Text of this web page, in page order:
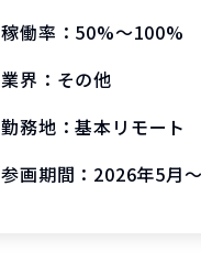
稼働率： 50%〜100%
業界： その他
勤務地：基本リモート
参画期間： 2026年5月